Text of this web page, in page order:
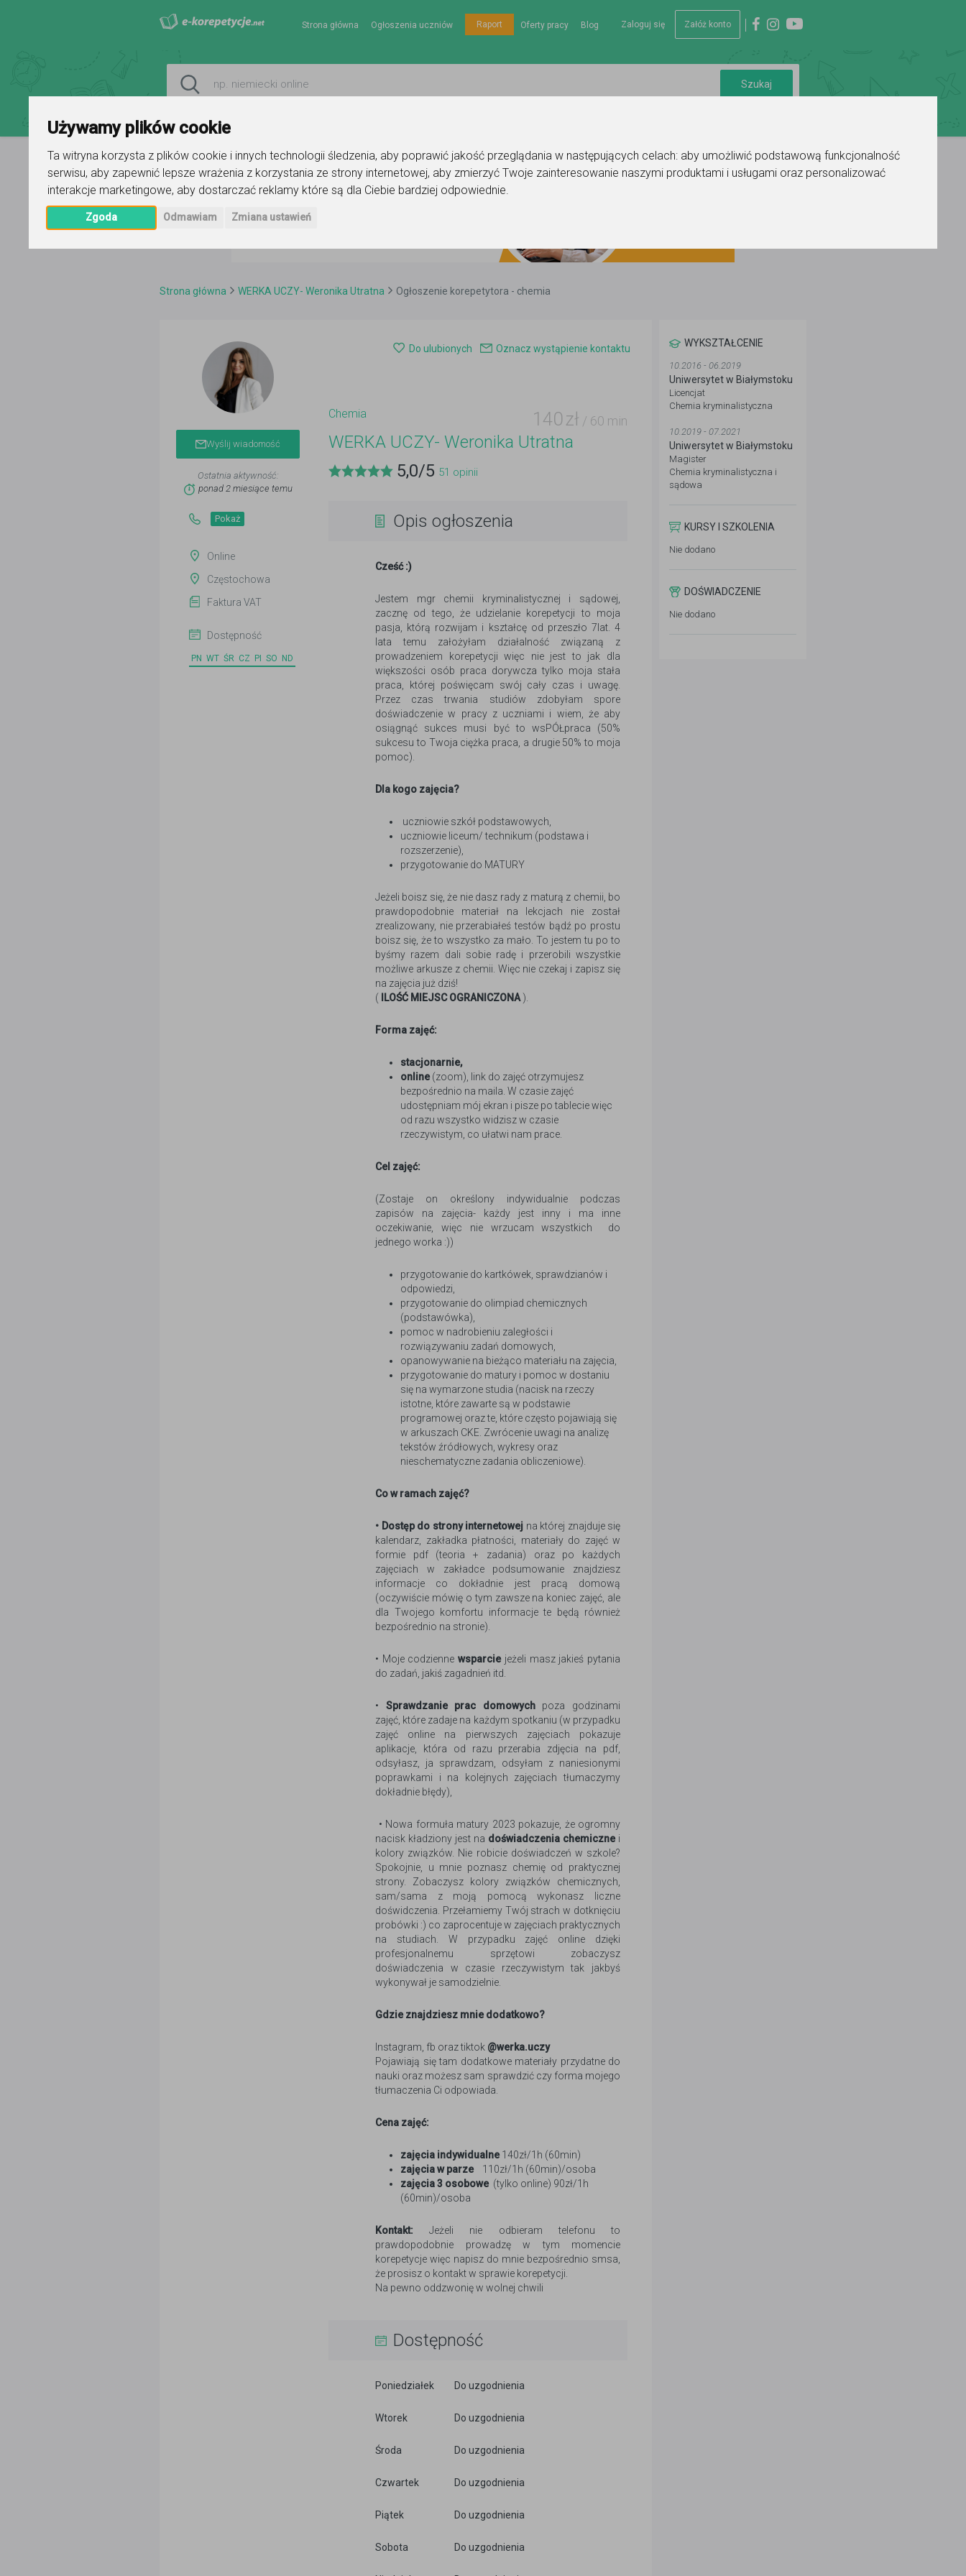
Używamy plików cookie
Ta witryna korzysta z plików cookie i innych technologii śledzenia, aby poprawić jakość przeglądania w następujących celach: aby umożliwić podstawową funkcjonalność
serwisu, aby zapewnić lepsze wrażenia z korzystania ze strony internetowej, aby zmierzyć Twoje zainteresowanie naszymi produktami i usługami oraz personalizować
interakcje marketingowe, aby dostarczać reklamy które są dla Ciebie bardziej odpowiednie.
Zgoda Odmawiam Zmiana ustawień
Zaloguj się Załóż konto
Strona główna Ogłoszenia uczniów Raport Oferty pracy Blog
Strona główna WERKA UCZY- Weronika Utratna Ogłoszenie korepetytora - chemia
Do ulubionych Oznacz wystąpienie kontaktu
Wyślij wiadomość
Ostatnia aktywność:
ponad 2 miesiące temu
Pokaż
Online
Częstochowa
Faktura VAT
Dostępność
PN WT ŚR CZ PI SO ND
Chemia 140 zł / 60 min
WERKA UCZY- Weronika Utratna
5,0/5 51 opinii
Opis ogłoszenia
Cześć :)
Jestem mgr chemii kryminalistycznej i sądowej,
zacznę od tego, że udzielanie korepetycji to moja
pasja, którą rozwijam i kształcę od przeszło 7lat. 4
lata temu założyłam działalność związaną z
prowadzeniem korepetycji więc nie jest to jak dla
większości osób praca dorywcza tylko moja stała
praca, której poświęcam swój cały czas i uwagę.
Przez czas trwania studiów zdobyłam spore
doświadczenie w pracy z uczniami i wiem, że aby
osiągnąć sukces musi być to wsPÓŁpraca (50%
sukcesu to Twoja ciężka praca, a drugie 50% to moja
pomoc).
Dla kogo zajęcia?
uczniowie szkół podstawowych,
uczniowie liceum/ technikum (podstawa i
rozszerzenie),
przygotowanie do MATURY
Jeżeli boisz się, że nie dasz rady z maturą z chemii, bo
prawdopodobnie materiał na lekcjach nie został
zrealizowany, nie przerabiałeś testów bądź po prostu
boisz się, że to wszystko za mało. To jestem tu po to
byśmy razem dali sobie radę i przerobili wszystkie
możliwe arkusze z chemii. Więc nie czekaj i zapisz się
na zajęcia już dziś!
(
ILOŚĆ MIEJSC OGRANICZONA ).
Forma zajęć:
stacjonarnie,
online(zoom), link do zajęć otrzymujesz
bezpośrednio na maila. W czasie zajęć
udostępniam mój ekran i pisze po tablecie więc
od razu wszystko widzisz w czasie
rzeczywistym, co ułatwi nam prace.
Cel zajęć:
(Zostaje on określony indywidualnie podczas
zapisów na zajęcia- każdy jest inny i ma inne
oczekiwanie, więc nie wrzucam wszystkich do
jednego worka :))
przygotowanie do kartkówek, sprawdzianów i
odpowiedzi,
przygotowanie do olimpiad chemicznych
(podstawówka),
pomoc w nadrobieniu zaległości i
rozwiązywaniu zadań domowych,
opanowywanie na bieżąco materiału na zajęcia,
przygotowanie do matury i pomoc w dostaniu
się na wymarzone studia (nacisk na rzeczy
istotne, które zawarte są w podstawie
programowej oraz te, które często pojawiają się
w arkuszach CKE. Zwrócenie uwagi na analizę
tekstów źródłowych, wykresy oraz
nieschematyczne zadania obliczeniowe).
Co w ramach zajęć?
• Dostęp do strony internetowej na której znajduje się
kalendarz, zakładka płatności, materiały do zajęć w
formie pdf (teoria + zadania) oraz po każdych
zajęciach w zakładce podsumowanie znajdziesz
informacje co dokładnie jest pracą domową
(oczywiście mówię o tym zawsze na koniec zajęć, ale
dla Twojego komfortu informacje te będą również
bezpośrednio na stronie).
• Moje codziennewsparciejeżeli masz jakieś pytania
do zadań, jakiś zagadnień itd.
• Sprawdzanie prac domowychpoza godzinami
zajęć, które zadaje na każdym spotkaniu (w przypadku
zajęć online na pierwszych zajęciach pokazuje
aplikacje, która od razu przerabia zdjęcia na pdf,
odsyłasz, ja sprawdzam, odsyłam z naniesionymi
poprawkami i na kolejnych zajęciach tłumaczymy
dokładnie błędy),
• Nowa formuła matury 2023 pokazuje, że ogromny
nacisk kładziony jest na doświadczenia chemicznei
kolory związków. Nie robicie doświadczeń w szkole?
Spokojnie, u mnie poznasz chemię od praktycznej
strony. Zobaczysz kolory związków chemicznych,
sam/sama z moją pomocą wykonasz liczne
doświdczenia. Przełamiemy Twój strach w dotknięciu
probówki :) co zaprocentuje w zajęciach praktycznych
na studiach. W przypadku zajęć online dzięki
profesjonalnemu sprzętowi zobaczysz
doświadczenia w czasie rzeczywistym tak jakbyś
wykonywał je samodzielnie.
Gdzie znajdziesz mnie dodatkowo?
Instagram, fb oraz tiktok @werka.uczy
Pojawiają się tam dodatkowe materiały przydatne do
nauki oraz możesz sam sprawdzić czy forma mojego
tłumaczenia Ci odpowiada.
Cena zajęć:
zajęcia indywidualne140zł/1h (60min)
zajęcia w parze110zł/1h (60min)/osoba
zajęcia 3 osobowe(tylko online) 90zł/1h
(60min)/osoba
Kontakt: Jeżeli nie odbieram telefonu to
prawdopodobnie prowadzę w tym momencie
korepetycje więc napisz do mnie bezpośrednio smsa,
że prosisz o kontakt w sprawie korepetycji.
Na pewno oddzwonię w wolnej chwili
Dostępność
Poniedziałek Do uzgodnienia
Wtorek Do uzgodnienia
Środa Do uzgodnienia
Czwartek Do uzgodnienia
Piątek Do uzgodnienia
Sobota Do uzgodnienia
WYKSZTAŁCENIE
10.2016 - 06.2019
Uniwersytet w Białymstoku
Licencjat
Chemia kryminalistyczna
10.2019 - 07.2021
Uniwersytet w Białymstoku
Magister
Chemia kryminalistyczna i
sądowa
KURSY I SZKOLENIA
Nie dodano
DOŚWIADCZENIE
Nie dodano